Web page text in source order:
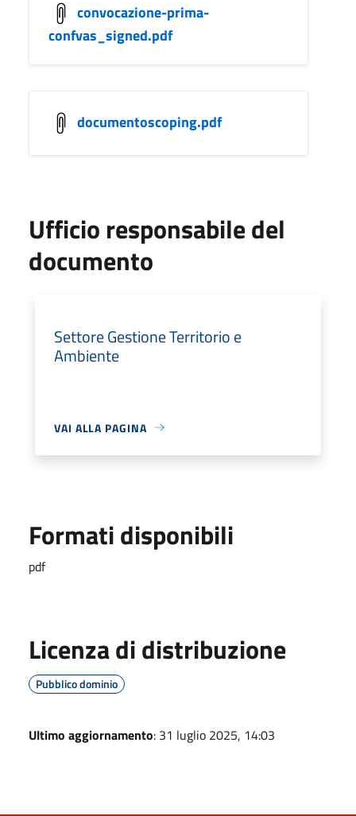
convocazione-prima-
confvas_signed.pdf
documentoscoping.pdf
Ufficio responsabile del
documento
Settore Gestione Territorio e
Ambiente
VAI ALLA PAGINA
Formati disponibili
pdf
Licenza di distribuzione
Pubblico dominio
Ultimo aggiornamento: 31 luglio 2025, 14:03